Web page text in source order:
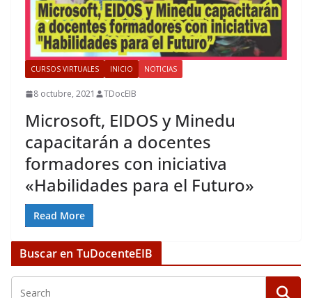
CURSOS VIRTUALES INICIO NOTICIAS
8 octubre, 2021 TDocEIB
Microsoft, EIDOS y Minedu
capacitarán a docentes
formadores con iniciativa
«Habilidades para el Futuro»
Read More
Buscar en TuDocenteEIB